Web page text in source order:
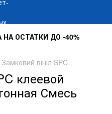
ОСТАТКИ ДО -40%
Замковий вініл SPC
клеевой
Смесь